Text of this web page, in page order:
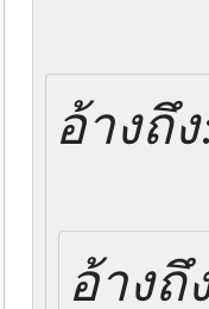
อ้างถึง
อ้างถึ